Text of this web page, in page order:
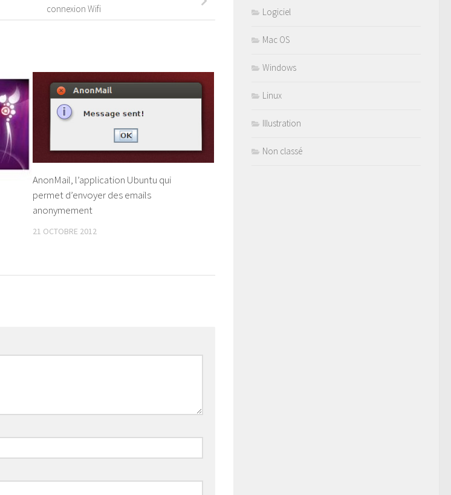
connexion Wifi
AnonMail, l’application Ubuntu qui
permet d’envoyer des emails
anonymement
21 OCTOBRE 2012
Logiciel
Mac OS
Windows
Linux
Illustration
Non classé